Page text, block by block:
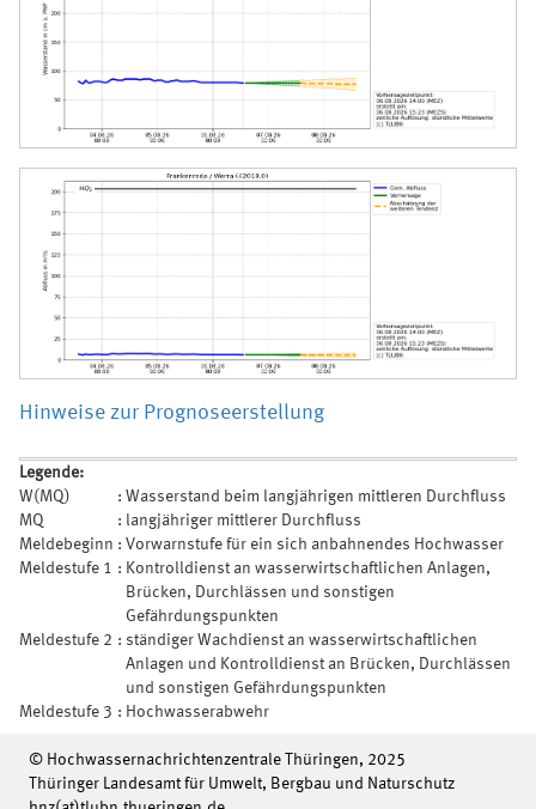
Hinweise zur Prognoseerstellung
Legende:
W(MQ)
: Wasserstand beim langjährigen mittleren Durchfluss
MQ
: langjähriger mittlerer Durchfluss
Meldebeginn : Vorwarnstufe für ein sich anbahnendes Hochwasser
Meldestufe 1 : Kontrolldienst an wasserwirtschaftlichen Anlagen,
Brücken, Durchlässen und sonstigen
Gefährdungspunkten
Meldestufe 2 : ständiger Wachdienst an wasserwirtschaftlichen
Anlagen und Kontrolldienst an Brücken, Durchlässen
und sonstigen Gefährdungspunkten
Meldestufe 3 : Hochwasserabwehr
© Hochwassernachrichtenzentrale Thüringen, 2025
Thüringer Landesamt für Umwelt, Bergbau und Naturschutz